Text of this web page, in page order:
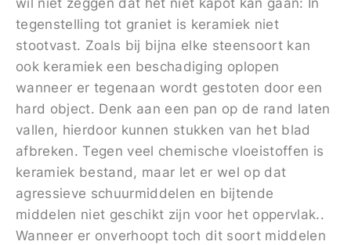
tegenstelling tot graniet is keramiek niet
stootvast. Zoals bij bijna elke steensoort kan
ook keramiek een beschadiging oplopen
wanneer er tegenaan wordt gestoten door een
hard object. Denk aan een pan op de rand laten
vallen, hierdoor kunnen stukken van het blad
afbreken. Tegen veel chemische vloeistoffen is
keramiek bestand, maar let er wel op dat
agressieve schuurmiddelen en bijtende
middelen niet geschikt zijn voor het oppervlak..
Wanneer er onverhoopt toch dit soort middelen